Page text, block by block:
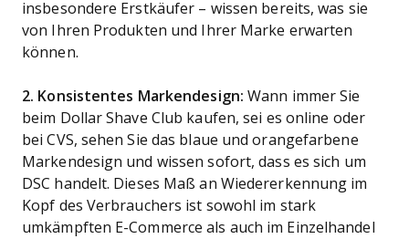
insbesondere Erstkäufer – wissen bereits, was sie
von Ihren Produkten und Ihrer Marke erwarten
können.
2. Konsistentes Markendesign: Wann immer Sie
beim Dollar Shave Club kaufen, sei es online oder
bei CVS, sehen Sie das blaue und orangefarbene
Markendesign und wissen sofort, dass es sich um
DSC handelt. Dieses Maß an Wiedererkennung im
Kopf des Verbrauchers ist sowohl im stark
umkämpften E-Commerce als auch im Einzelhandel